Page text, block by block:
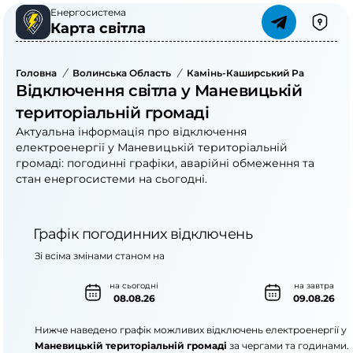
Енергосистема
Карта світла
Головна / Волинська Область / Камінь-Каширський Район
Відключення світла у Маневицькій
територіальній громаді
Актуальна інформація про відключення
електроенергії у Маневицькій територіальній
громаді: погодинні графіки, аварійні обмеження та
стан енергосистеми на сьогодні.
Графік погодинних відключень
на сьогодні
08.08.26
на завтра
09.08.26
Зі всіма змінами станом на
Нижче наведено графік можливих відключень електроенергії у
Маневицькій територіальній громаді за чергами та годинами.